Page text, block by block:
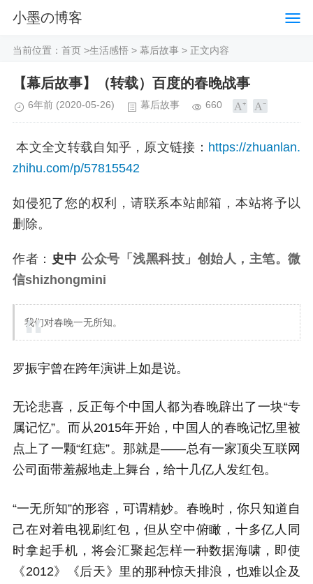
小墨の博客
当前位置： 首页 >生活感悟 > 幕后故事 > 正文内容
【幕后故事】（转载）百度的春晚战事
6年前 (2020-05-26) 幕后故事 660
本文全文转载自知乎，原文链接： https://zhuanlan.
zhihu.com/p/57815542
如侵犯了您的权利，请联系本站邮箱，本站将予以
删除。
作者： 史中 公众号「浅黑科技」创始人，主笔。微
信shizhongmini
我们对春晚一无所知。
罗振宇曾在跨年演讲上如是说。
无论悲喜，反正每个中国人都为春晚辟出了一块“专
属记忆”。而从2015年开始，中国人的春晚记忆里被
点上了一颗“红痣”。那就是——总有一家顶尖互联网
公司面带羞赧地走上舞台，给十几亿人发红包。
“一无所知”的形容，可谓精妙。春晚时，你只知道自
己在对着电视刷红包，但从空中俯瞰，十多亿人同
时拿起手机，将会汇聚起怎样一种数据海啸，即使
《2012》《后天》里的那种惊天排浪，也难以企及